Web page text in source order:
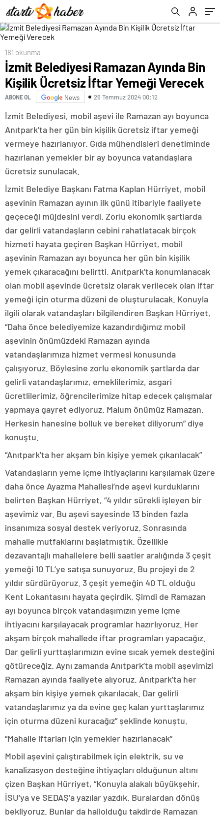
181 okunma
İzmit Belediyesi Ramazan Ayında Bin
Kişilik Ücretsiz İftar Yemeği Verecek
ABONE OL News 26 Temmuz 2024 00:12
İzmit Belediyesi, mobil aşevi ile Ramazan ayı boyunca
Anıtpark’ta her gün bin kişilik ücretsiz iftar yemeği
vermeye hazırlanıyor. Gıda mühendisleri denetiminde
hazırlanan yemekler bir ay boyunca vatandaşlara
ücretsiz sunulacak.
İzmit Belediye Başkanı Fatma Kaplan Hürriyet, mobil
aşevinin Ramazan ayının ilk günü itibariyle faaliyete
geçeceği müjdesini verdi. Zorlu ekonomik şartlarda
dar gelirli vatandaşların cebini rahatlatacak birçok
hizmeti hayata geçiren Başkan Hürriyet, mobil
aşevinin Ramazan ayı boyunca her gün bin kişilik
yemek çıkaracağını belirtti. Anıtpark’ta konumlanacak
olan mobil aşevinde ücretsiz olarak verilecek olan iftar
yemeği için oturma düzeni de oluşturulacak. Konuyla
ilgili olarak vatandaşları bilgilendiren Başkan Hürriyet,
“Daha önce belediyemize kazandırdığımız mobil
aşevinin önümüzdeki Ramazan ayında
vatandaşlarımıza hizmet vermesi konusunda
çalışıyoruz. Böylesine zorlu ekonomik şartlarda dar
gelirli vatandaşlarımız, emeklilerimiz, asgari
ücretlilerimiz, öğrencilerimize hitap edecek çalışmalar
yapmaya gayret ediyoruz. Malum önümüz Ramazan.
Herkesin hanesine bolluk ve bereket diliyorum” diye
konuştu.
“Anıtpark’ta her akşam bin kişiye yemek çıkarılacak”
Vatandaşların yeme içme ihtiyaçlarını karşılamak üzere
daha önce Ayazma Mahallesi’nde aşevi kurduklarını
belirten Başkan Hürriyet, “4 yıldır sürekli işleyen bir
aşevimiz var. Bu aşevi sayesinde 13 binden fazla
insanımıza sosyal destek veriyoruz. Sonrasında
mahalle mutfaklarını başlatmıştık. Özellikle
dezavantajlı mahallelere belli saatler aralığında 3 çeşit
yemeği 10 TL’ye satışa sunuyoruz. Bu projeyi de 2
yıldır sürdürüyoruz. 3 çeşit yemeğin 40 TL olduğu
Kent Lokantasını hayata geçirdik. Şimdi de Ramazan
ayı boyunca birçok vatandaşımızın yeme içme
ihtiyacını karşılayacak programlar hazırlıyoruz. Her
akşam birçok mahallede iftar programları yapacağız.
Dar gelirli yurttaşlarımızın evine sıcak yemek desteğini
götüreceğiz. Aynı zamanda Anıtpark’ta mobil aşevimizi
Ramazan ayında faaliyete alıyoruz. Anıtpark’ta her
akşam bin kişiye yemek çıkarılacak. Dar gelirli
vatandaşlarımız ya da evine geç kalan yurttaşlarımız
için oturma düzeni kuracağız” şeklinde konuştu.
“Mahalle iftarları için yemekler hazırlanacak”
Mobil aşevini çalıştırabilmek için elektrik, su ve
kanalizasyon desteğine ihtiyaçları olduğunun altını
çizen Başkan Hürriyet, “Konuyla alakalı büyükşehir,
İSU’ya ve SEDAŞ’a yazılar yazdık. Buralardan dönüş
bekliyoruz. Bunlar da hallolduğu takdirde Ramazan